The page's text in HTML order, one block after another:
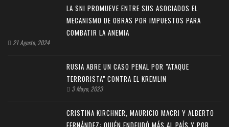
LA SNI PROMUEVE ENTRE SUS ASOCIADOS EL
MECANISMO DE OBRAS POR IMPUESTOS PARA
COMBATIR LA ANEMIA
21 Agosto, 2024
RUSIA ABRE UN CASO PENAL POR "ATAQUE
TERRORISTA" CONTRA EL KREMLIN
3 Mayo, 2023
CRISTINA KIRCHNER, MAURICIO MACRI Y ALBERTO
FERNÁNDEZ: QUIÉN ENDEUDÓ MÁS AL PAÍS Y POR